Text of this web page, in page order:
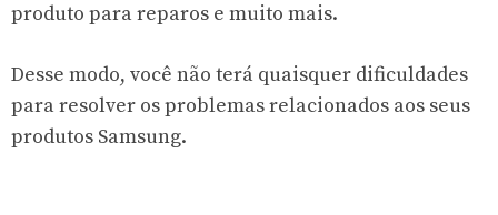
produto para reparos e muito mais.
Desse modo, você não terá quaisquer dificuldades
para resolver os problemas relacionados aos seus
produtos Samsung.